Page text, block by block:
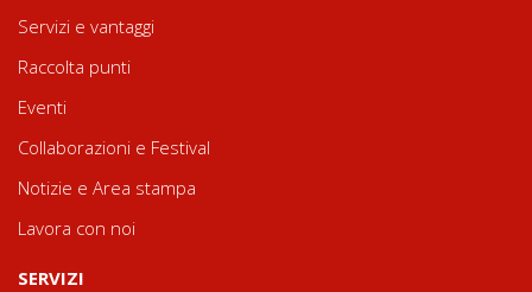
Servizi e vantaggi
Raccolta punti
Eventi
Collaborazioni e Festival
Notizie e Area stampa
Lavora con noi
SERVIZI